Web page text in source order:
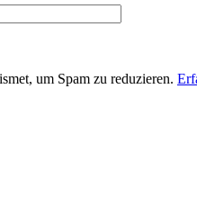
um Spam zu reduzieren.